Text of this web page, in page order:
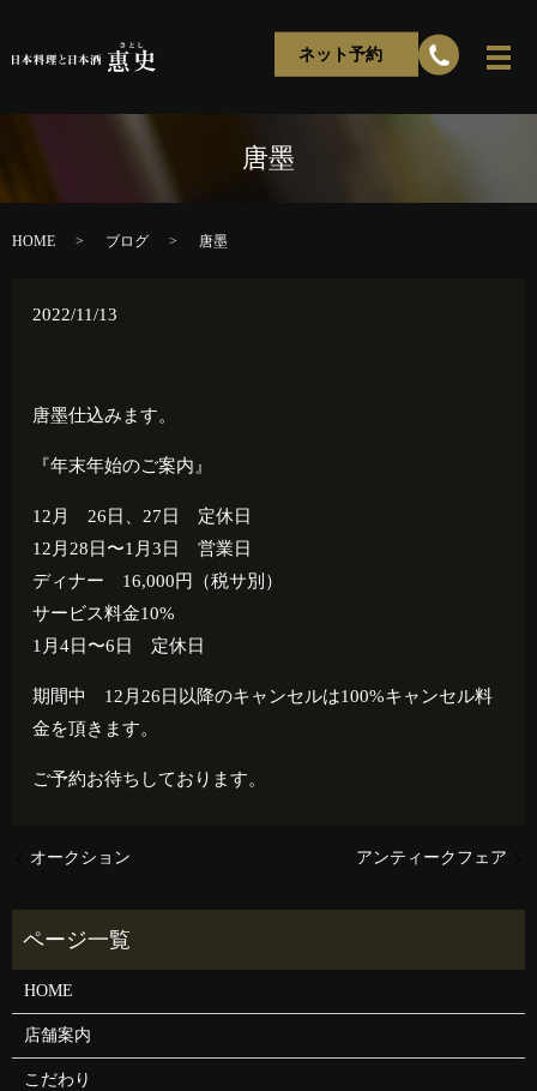
ネット予約
唐墨
HOME ブログ 唐墨
2022/11/13
唐墨仕込みます。
『年末年始のご案内』
12月 26日、27日 定休日
12月28日〜1月3日 営業日
ディナー 16,000円（税サ別）
サービス料金10%
1月4日〜6日 定休日
期間中 12月26日以降のキャンセルは100%キャンセル料
金を頂きます。
ご予約お待ちしております。
オークション アンティークフェア
HOME
店舗案内
こだわり